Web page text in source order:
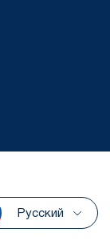
Русский